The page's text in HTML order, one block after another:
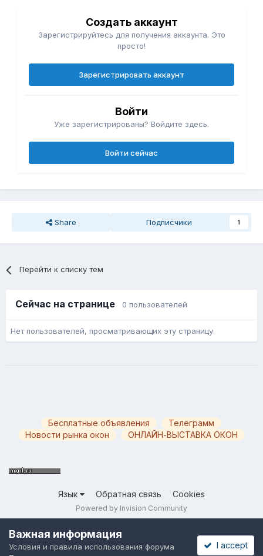
Создать аккаунт
Зарегистрируйтесь для получения аккаунта. Это
просто!
Зарегистрировать аккаунт
Войти
Уже зарегистрированы? Войдите здесь.
Войти сейчас
Share Подписчики 1
Перейти к списку тем
Сейчас на странице 0 пользователей
Нет пользователей, просматривающих эту страницу.
Бесплатные объявления
Телеграмм
Новости рынка окон
ОНЛАЙН-ВЫСТАВКА ОКОН
Язык Обратная связь Cookies
Powered by Invision Community
Важная информация
Условия и правила использования форума
I accept